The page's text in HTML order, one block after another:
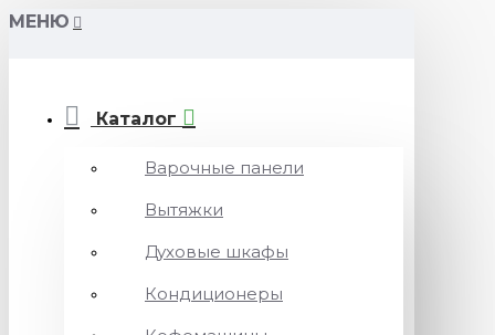
МЕНЮ
Каталог
Варочные панели
Вытяжки
Духовые шкафы
Кондиционеры